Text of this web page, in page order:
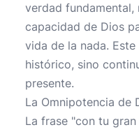
verdad
capacidad de Dios
vida de la nada.
histórico, sino
presente.
La Omnipotencia de
La frase "con tu